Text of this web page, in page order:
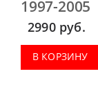
1997-2005
2990 руб.
В КОРЗИНУ